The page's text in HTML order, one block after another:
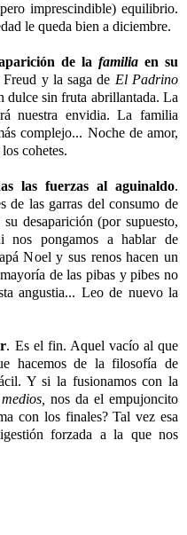
imprescindible) equilibrio.
le queda bien a diciembre.
de lafamilia en su
y la saga de El Padrino
dulce sin fruta abrillantada. La
nuestra envidia. La familia
complejo... Noche de amor,
cohetes.
las fuerzas al aguinaldo.
de las garras del consumo de
desaparición (por supuesto,
pongamos a hablar de
Noel y sus renos hacen un
de las pibas y pibes no
angustia... Leo de nuevo la
. Es el fin. Aquel vacío al que
hacemos de la filosofía de
Y si la fusionamos con la
nos da el empujoncito
con los finales? Tal vez esa
forzada a la que nos